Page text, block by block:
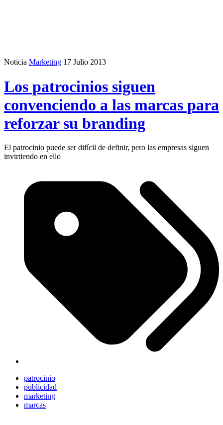
Noticia Marketing 17 Julio 2013
Los patrocinios siguen
convenciendo a las marcas para
reforzar su branding
El patrocinio puede ser difícil de definir, pero las empresas siguen
invirtiendo en ello
patrocinio
publicidad
marketing
marcas